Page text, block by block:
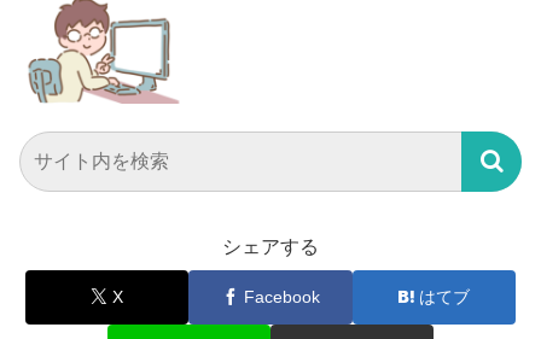
シェアする
X Facebook はてブ